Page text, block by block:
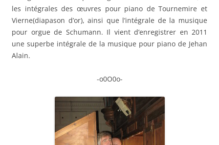
les intégrales des œuvres pour piano de Tournemire et
Vierne(diapason d’or), ainsi que l’intégrale de la musique
pour orgue de Schumann. Il vient d’enregistrer en 2011
une superbe intégrale de la musique pour piano de Jehan
Alain.
-o0O0o-